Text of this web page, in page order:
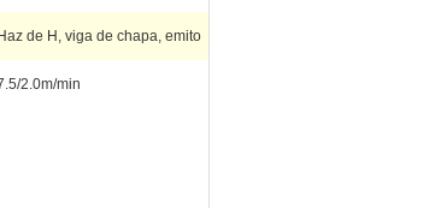
Haz de H, viga de chapa, emito
2.0m/min